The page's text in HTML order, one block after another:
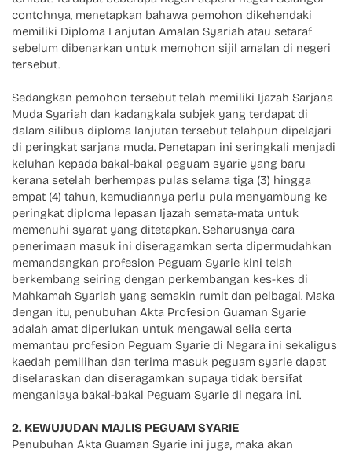
contohnya, menetapkan bahawa pemohon dikehendaki
memiliki Diploma Lanjutan Amalan Syariah atau setaraf
sebelum dibenarkan untuk memohon sijil amalan di negeri
tersebut.
Sedangkan pemohon tersebut telah memiliki Ijazah Sarjana
Muda Syariah dan kadangkala subjek yang terdapat di
dalam silibus diploma lanjutan tersebut telahpun dipelajari
di peringkat sarjana muda. Penetapan ini seringkali menjadi
keluhan kepada bakal-bakal peguam syarie yang baru
kerana setelah berhempas pulas selama tiga (3) hingga
empat (4) tahun, kemudiannya perlu pula menyambung ke
peringkat diploma lepasan Ijazah semata-mata untuk
memenuhi syarat yang ditetapkan. Seharusnya cara
penerimaan masuk ini diseragamkan serta dipermudahkan
memandangkan profesion Peguam Syarie kini telah
berkembang seiring dengan perkembangan kes-kes di
Mahkamah Syariah yang semakin rumit dan pelbagai. Maka
dengan itu, penubuhan Akta Profesion Guaman Syarie
adalah amat diperlukan untuk mengawal selia serta
memantau profesion Peguam Syarie di Negara ini sekaligus
kaedah pemilihan dan terima masuk peguam syarie dapat
diselaraskan dan diseragamkan supaya tidak bersifat
menganiaya bakal-bakal Peguam Syarie di negara ini.
2. KEWUJUDAN MAJLIS PEGUAM SYARIE
Penubuhan Akta Guaman Syarie ini juga, maka akan